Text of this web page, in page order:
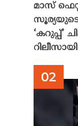
മാസ്
സൂര്യയുടെ
‘കറുപ്പ്’